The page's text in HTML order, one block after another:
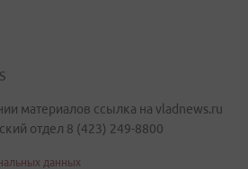
материалов ссылка на vladnews.ru
отдел 8 (423) 249-8800
данных